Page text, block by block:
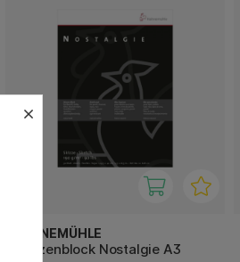
HAHNEMÜHLE
Skizzenblock Nostalgie A3